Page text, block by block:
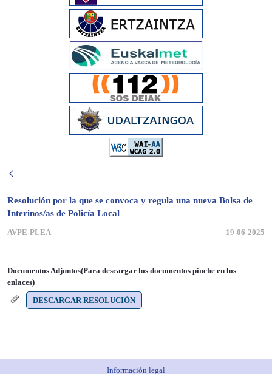
Resolución por la que se convoca y regula una nueva Bolsa de
Interinos/as de Policía Local
AVPE-PLEA 19-06-2025
Documentos Adjuntos(Para descargar los documentos pinche en los
enlaces)
DESCARGAR RESOLUCIÓN
Información legal